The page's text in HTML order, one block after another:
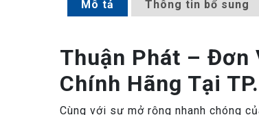
Mô tả Thông tin bổ sung
Thuận Phát – Đơn
Chính Hãng Tại
Cùng với sự mở rộng nhanh chóng